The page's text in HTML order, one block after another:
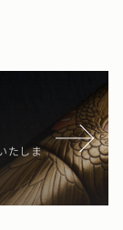
たしま